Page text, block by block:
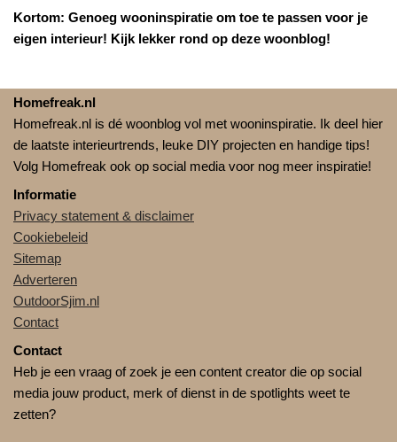
Kortom: Genoeg wooninspiratie om toe te passen voor je
eigen interieur! Kijk lekker rond op deze woonblog!
Homefreak.nl
Homefreak.nl is dé woonblog vol met wooninspiratie. Ik deel hier
de laatste interieurtrends, leuke DIY projecten en handige tips!
Volg Homefreak ook op social media voor nog meer inspiratie!
Informatie
Privacy statement & disclaimer
Cookiebeleid
Sitemap
Adverteren
OutdoorSjim.nl
Contact
Contact
Heb je een vraag of zoek je een content creator die op social
media jouw product, merk of dienst in de spotlights weet te
zetten?